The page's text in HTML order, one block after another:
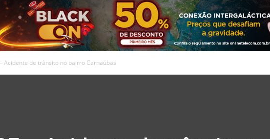
Notícia
Acidente de trânsito no bairro Carnaúbas